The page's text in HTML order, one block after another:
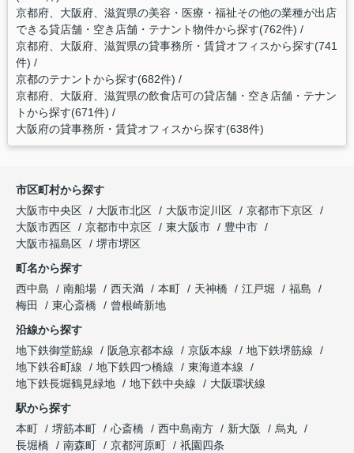
京都府、大阪府、滋賀県の美容・医療・福祉その他の業種が出店
できる貸店舗・空き店舗・テナント物件から探す(762件)
京都府、大阪府、滋賀県の貸事務所・賃貸オフィスから探す(741
件)
京都のテナントから探す(682件)
京都府、大阪府、滋賀県の飲食店可の貸店舗・空き店舗・テナン
トから探す(671件)
大阪府の貸事務所・賃貸オフィスから探す(638件)
市区町村から探す
大阪市中央区
大阪市北区 大阪市淀川区
京都市下京区
大阪市西区
京都市中京区 東大阪市
豊中市
大阪市福島区
堺市堺区
町名から探す
西中島
南船場 西天満 本町 天神橋 江戸堀
福島
梅田
東心斎橋
曾根崎新地
沿線から探す
地下鉄御堂筋線
阪急京都本線 京阪本線
地下鉄堺筋線
地下鉄谷町線
地下鉄四つ橋線
東海道本線
地下鉄長堀鶴見緑地
地下鉄中央線
大阪環状線
駅から探す
本町
堺筋本町 心斎橋 西中島南方 新大阪
烏丸
長堀橋
南森町 京都河原町 祇園四条